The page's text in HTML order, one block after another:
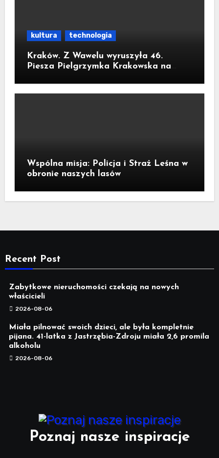
kultura technologia
Kraków. Z Wawelu wyruszyła 46.
Piesza Pielgrzymka Krakowska na
Wspólna misja: Policja i Straż Leśna w
obronie naszych lasów
Recent Post
Zabytkowe nieruchomości czekają na nowych
właścicieli
2026-08-06
Miała pilnować swoich dzieci, ale była kompletnie
pijana. 41-latka z Jastrzębia-Zdroju miała 2,6 promila
alkoholu
2026-08-06
Poznaj nasze inspiracje